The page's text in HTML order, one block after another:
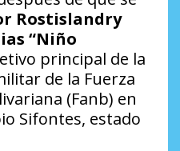
Rostislandry
“Niño
principal de la
de la Fuerza
(Fanb) en
Sifontes, estado